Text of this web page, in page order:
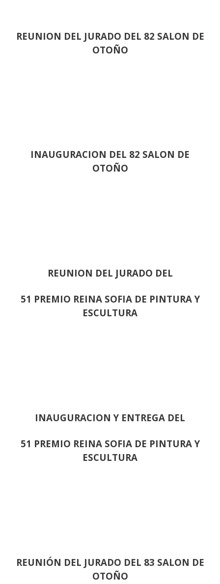
REUNION DEL JURADO DEL 82 SALON DE
OTOÑO
INAUGURACION DEL 82 SALON DE
OTOÑO
REUNION DEL JURADO DEL
51 PREMIO REINA SOFIA DE PINTURA Y
ESCULTURA
INAUGURACION Y ENTREGA DEL
51 PREMIO REINA SOFIA DE PINTURA Y
ESCULTURA
REUNIÓN DEL JURADO DEL 83 SALON DE
OTOÑO